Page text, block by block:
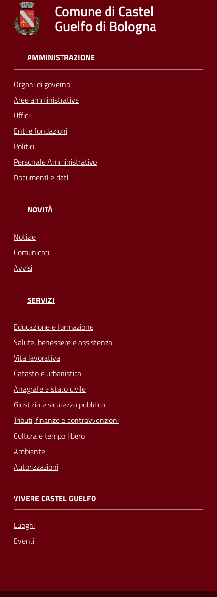
Comune di Castel
Guelfo di Bologna
AMMINISTRAZIONE
Organi di governo
Aree amministrative
Uffici
Enti e fondazioni
Politici
Personale Amministrativo
Documenti e dati
NOVITÀ
Notizie
Comunicati
Avvisi
SERVIZI
Educazione e formazione
Salute, benessere e assistenza
Vita lavorativa
Catasto e urbanistica
Anagrafe e stato civile
Giustizia e sicurezza pubblica
Tributi, finanze e contravvenzioni
Cultura e tempo libero
Ambiente
Autorizzazioni
VIVERE CASTEL GUELFO
Luoghi
Eventi